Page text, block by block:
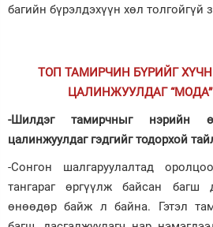
багийн бүрэлдэхүүн хөл толгойгүй
ТОП ТАМИРЧИН БҮРИЙГ
ЦАЛИНЖУУЛДАГ
-Шилдэг тамирчныг нэрийн
цалинжуулдаг гэдгийг тодорхой
-Сонгон шалгаруулалтад
тангараг өргүүлж байсан багш
өнөөдөр байж л байна. Гэтэл